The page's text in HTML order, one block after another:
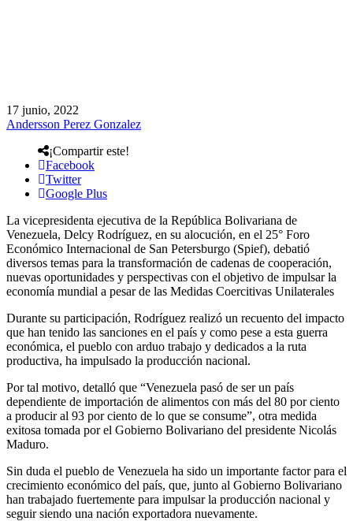
17 junio, 2022
Andersson Perez Gonzalez
¡Compartir este!
Facebook
Twitter
Google Plus
La vicepresidenta ejecutiva de la República Bolivariana de
Venezuela, Delcy Rodríguez, en su alocución, en el 25° Foro
Económico Internacional de San Petersburgo (Spief), debatió
diversos temas para la transformación de cadenas de cooperación,
nuevas oportunidades y perspectivas con el objetivo de impulsar la
economía mundial a pesar de las Medidas Coercitivas Unilaterales
Durante su participación, Rodríguez realizó un recuento del impacto
que han tenido las sanciones en el país y como pese a esta guerra
económica, el pueblo con arduo trabajo y dedicados a la ruta
productiva, ha impulsado la producción nacional.
Por tal motivo, detalló que “Venezuela pasó de ser un país
dependiente de importación de alimentos con más del 80 por ciento
a producir al 93 por ciento de lo que se consume”, otra medida
exitosa tomada por el Gobierno Bolivariano del presidente Nicolás
Maduro.
Sin duda el pueblo de Venezuela ha sido un importante factor para el
crecimiento económico del país, que, junto al Gobierno Bolivariano
han trabajado fuertemente para impulsar la producción nacional y
seguir siendo una nación exportadora nuevamente.